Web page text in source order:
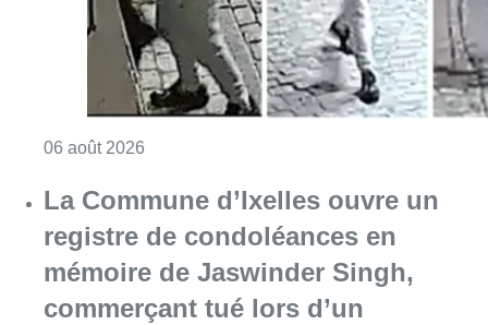
commerçant tué lors d’un
braquage